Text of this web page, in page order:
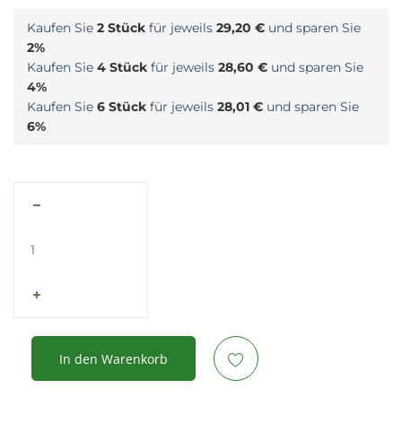
Kaufen Sie 2 Stück für jeweils 29,20 € und sparen Sie
2%
Kaufen Sie 4 Stück für jeweils 28,60 € und sparen Sie
4%
Kaufen Sie 6 Stück für jeweils 28,01 € und sparen Sie
6%
In den Warenkorb